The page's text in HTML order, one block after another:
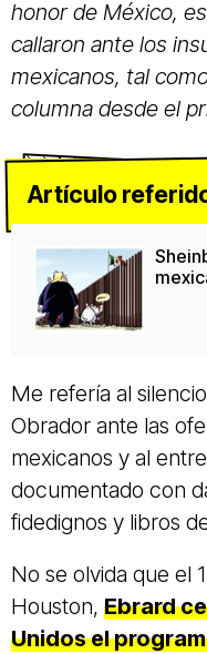
honor de México,
callaron ante los
mexicanos, tal
columna desde el
Artículo
Me refería al
Obrador ante las
mexicanos y al
documentado con
fidedignos y libros
No se olvida que el
Houston, Ebrard
Unidos el